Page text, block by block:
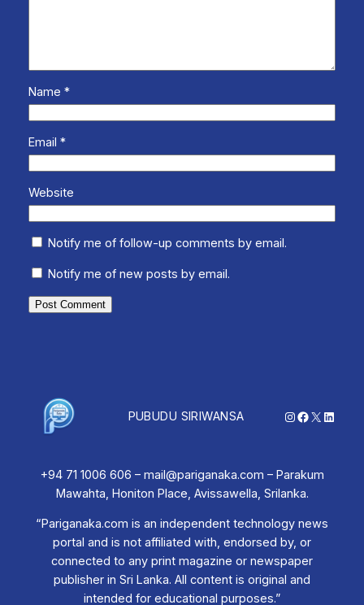
Name *
Email *
Website
Notify me of follow-up comments by email.
Notify me of new posts by email.
PUBUDU SIRIWANSA Instagram
Facebook
X
+94 71 1006 606 – mail@pariganaka.com – Parakum
Mawahta, Honiton Place, Avissawella, Srilanka.
“Pariganaka.com is an independent technology news
portal and is not affiliated with, endorsed by, or
connected to any print magazine or newspaper
publisher in Sri Lanka. All content is original and
intended for educational purposes.”